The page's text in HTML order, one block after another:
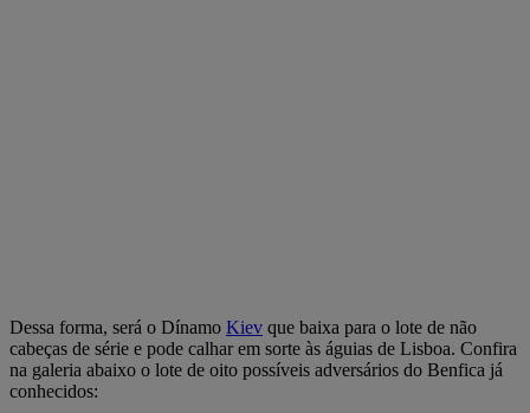
Dessa forma, será o Dínamo Kiev que baixa para o lote de não
cabeças de série e pode calhar em sorte às águias de Lisboa. Confira
na galeria abaixo o lote de oito possíveis adversários do Benfica já
conhecidos: